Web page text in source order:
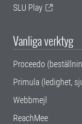
SLU Play
Vanliga verktyg
Proceedo
Primula (ledighet,
Webbmejl
ReachMee